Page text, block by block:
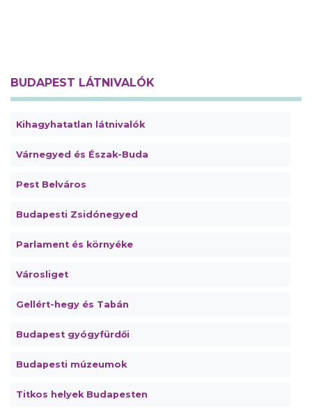
BUDAPEST LÁTNIVALÓK
Kihagyhatatlan látnivalók
Várnegyed és Észak-Buda
Pest Belváros
Budapesti Zsidónegyed
Parlament és környéke
Városliget
Gellért-hegy és Tabán
Budapest gyógyfürdői
Budapesti múzeumok
Titkos helyek Budapesten